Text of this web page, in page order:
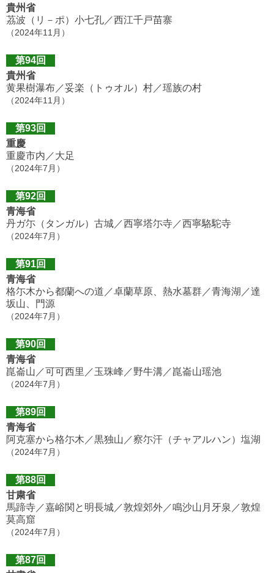
貴州省
茘波（リ－ポ）小七孔／西江千戸苗寨
（2024年11月）
第94回
貴州省
黄果樹瀑布／妥楽（トゥオル）村／瑶族の村
（2024年11月）
第93回
重慶
重慶市内／大足
（2024年7月）
第92回
青海省
丹ガ尓（タンガル）古城／西寧塔尓寺／西寧駱駝寺
（2024年7月）
第91回
青海省
格尓木から都蘭への道／卓蘭草原、熱水墓群／青海湖／達
坂山、門源
（2024年7月）
第90回
青海省
崑崙山／可可西里／玉珠峰／野牛溝／崑崙山瑶池
（2024年7月）
第89回
青海省
阿克塞から格尓木／黒独山／察尓汗（チャアルハン）塩湖
（2024年7月）
第88回
甘粛省
馬蹄寺／嘉峪関と明長城／敦煌郊外／鳴沙山月牙泉／敦煌
莫高窟
（2024年7月）
第87回